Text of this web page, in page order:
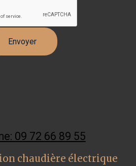
09 72 66 89 55
chaudière électrique